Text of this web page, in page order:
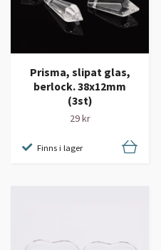
Prisma, slipat glas,
berlock. 38x12mm
(3st)
29 kr
Finns i lager